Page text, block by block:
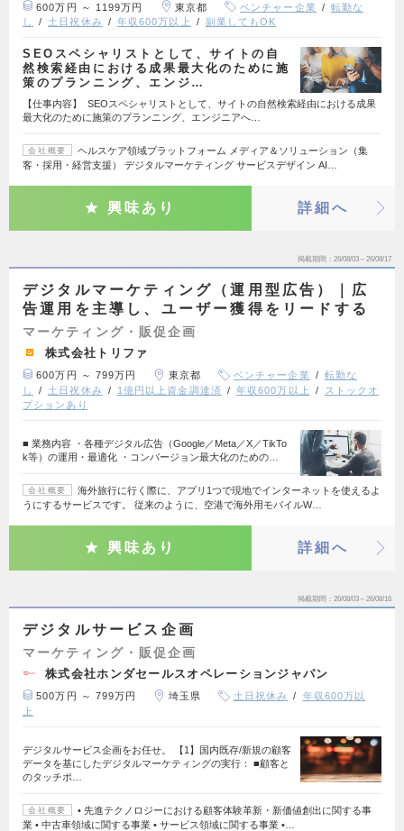
600万円 ～ 1199万円 東京都 ベンチャー企業
転勤な
し
土日祝休み 年収600万以上 副業してもOK
SEOスペシャリストとして、サイトの自
然検索経由における成果最大化のために施
策のプランニング、エンジ…
【仕事内容】 SEOスペシャリストとして、サイトの自然検索経由における成果
最大化のために施策のプランニング、エンジニアへ…
会社概要
ヘルスケア領域プラットフォーム メディア＆ソリューション（集
客・採用・経営支援） デジタルマーケティング サービスデザイン AI…
興味あり 詳細へ
掲載期間 26/08/03～26/08/17
デジタルマーケティング（運用型広告）｜広
告運用を主導し、ユーザー獲得をリードする
マーケティング・販促企画
株式会社トリファ
600万円 ～ 799万円 東京都 ベンチャー企業
転勤な
し
土日祝休み 1億円以上資金調達済 年収600万以上
ストックオ
プションあり
■ 業務内容 ・各種デジタル広告（Google／Meta／X／TikTo
k等）の運用・最適化 ・コンバージョン最大化のための…
会社概要
海外旅行に行く際に、アプリ1つで現地でインターネットを使えるよ
うにするサービスです。 従来のように、空港で海外用モバイルW…
興味あり 詳細へ
掲載期間 26/08/03～26/08/16
デジタルサービス企画
マーケティング・販促企画
株式会社ホンダセールスオペレーションジャパン
500万円 ～ 799万円 埼玉県 土日祝休み
年収600万以
上
デジタルサービス企画をお任せ。 【1】国内既存/新規の顧客
データを基にしたデジタルマーケティングの実行： ■顧客と
のタッチポ…
会社概要
• 先進テクノロジーにおける顧客体験革新・新価値創出に関する事
業 • 中古車領域に関する事業 • サービス領域に関する事業 •…